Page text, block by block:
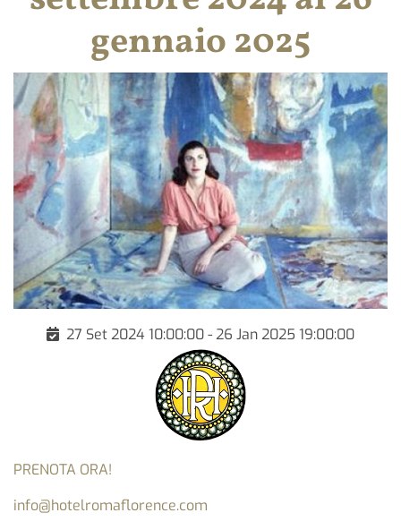
gennaio 2025
27 Set 2024 10:00:00 - 26 Jan 2025 19:00:00
PRENOTA ORA!
info@hotelromaflorence.com